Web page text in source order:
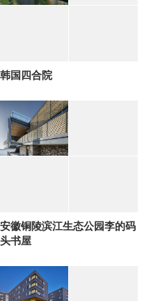
韩国四合院
安徽铜陵滨江生态公园李的码
头书屋